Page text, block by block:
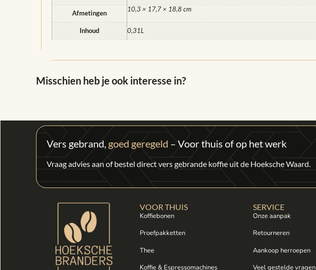
Afmetingen
10,3 × 17,7 × 18,8 cm
Inhoud 0,31L
Misschien heb je ook interesse in?
Vers gebrand, goed geregeld – Voor thuis of op het werk
Vraag advies aan of bestel direct vers gebrande koffie uit de Hoeksche Waard.
VOOR THUIS
Koffiebonen
Proefpakketten
Thee
Koffie & Espressomachines
SERVICE
Onze aanpak
Retourneren
Aankoop herroepen
Veel gestelde vragen